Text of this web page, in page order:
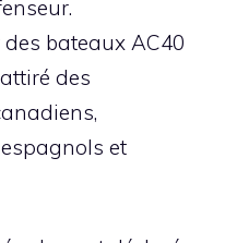
des bateaux AC40
des
et